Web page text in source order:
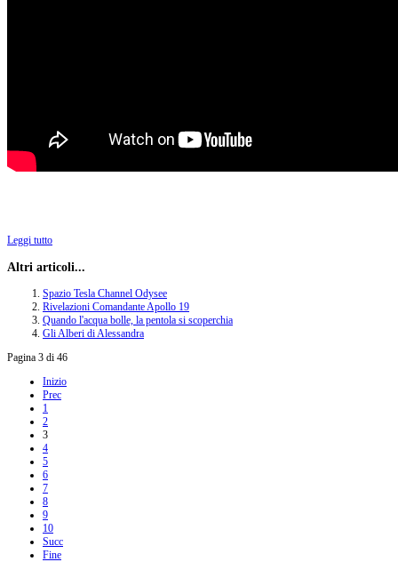
Leggi tutto
Altri articoli...
Spazio Tesla Channel Odysee
Rivelazioni Comandante Apollo 19
Quando l'acqua bolle, la pentola si scoperchia
Gli Alberi di Alessandra
Pagina 3 di 46
Inizio
Prec
1
2
3
4
5
6
7
8
9
10
Succ
Fine